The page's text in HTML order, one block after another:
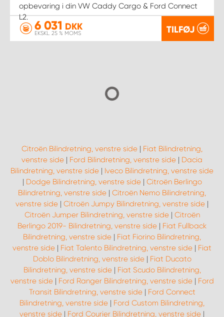
opbevaring i din VW Caddy Cargo & Ford Connect
L2.
6 031 DKK
EKSKL. 25 % MOMS TILFØJ
Citroën Bilindretning, venstre side | Fiat Bilindretning,
venstre side | Ford Bilindretning, venstre side | Dacia
Bilindretning, venstre side | Iveco Bilindretning, venstre side
| Dodge Bilindretning, venstre side| Citroën Berlingo
Bilindretning, venstre side | Citroën Nemo Bilindretning,
venstre side | Citroën Jumpy Bilindretning, venstre side |
Citroën Jumper Bilindretning, venstre side| Citroën
Berlingo 2019- Bilindretning, venstre side | Fiat Fullback
Bilindretning, venstre side | Fiat Fiorino Bilindretning,
venstre side | Fiat Talento Bilindretning, venstre side | Fiat
Doblo Bilindretning, venstre side| Fiat Ducato
Bilindretning, venstre side| Fiat Scudo Bilindretning,
venstre side| Ford Ranger Bilindretning, venstre side| Ford
Transit Bilindretning, venstre side| Ford Connect
Bilindretning, venstre side | Ford Custom Bilindretning,
venstre side | Ford Courier Bilindretning, venstre side |